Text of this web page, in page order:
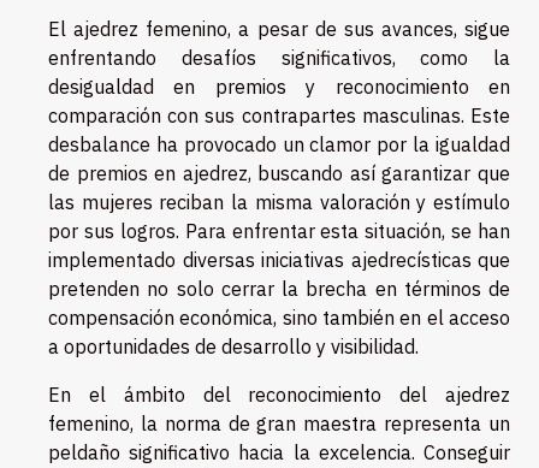
El ajedrez femenino, a pesar de sus avances, sigue
enfrentando desafíos significativos, como la
desigualdad en premios y reconocimiento en
comparación con sus contrapartes masculinas. Este
desbalance ha provocado un clamor por la igualdad
de premios en ajedrez, buscando así garantizar que
las mujeres reciban la misma valoración y estímulo
por sus logros. Para enfrentar esta situación, se han
implementado diversas iniciativas ajedrecísticas que
pretenden no solo cerrar la brecha en términos de
compensación económica, sino también en el acceso
a oportunidades de desarrollo y visibilidad.
En el ámbito del reconocimiento del ajedrez
femenino, la norma de gran maestra representa un
peldaño significativo hacia la excelencia. Conseguir